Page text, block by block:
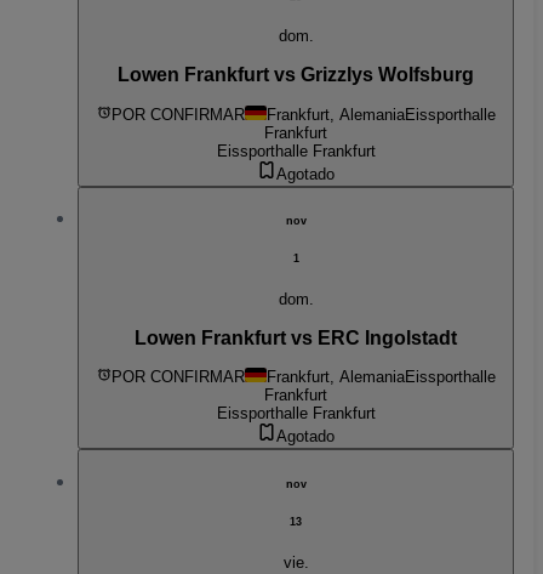
dom.
Lowen Frankfurt vs Grizzlys Wolfsburg
POR CONFIRMAR Frankfurt, AlemaniaEissporthalle
Frankfurt
Eissporthalle Frankfurt
Agotado
nov
1
dom.
Lowen Frankfurt vs ERC Ingolstadt
POR CONFIRMAR Frankfurt, AlemaniaEissporthalle
Frankfurt
Eissporthalle Frankfurt
Agotado
nov
13
vie.